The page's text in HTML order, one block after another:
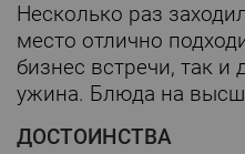
Несколько раз
место отлично
бизнес встречи, так и
ужина. Блюда на
ДОСТОИНСТВА